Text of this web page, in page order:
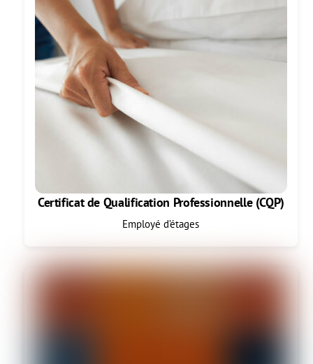
Certificat de Qualification Professionnelle (CQP)
Employé d’étages